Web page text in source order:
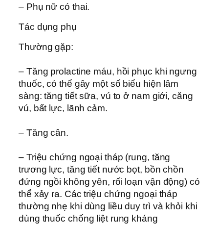
– Phụ nữ có thai.
Tác dụng phụ
Thường gặp:
– Tăng prolactine máu, hồi phục khi ngưng
thuốc, có thể gây một số biểu hiện lâm
sàng: tăng tiết sữa, vú to ở nam giới, căng
vú, bất lực, lãnh cảm.
– Tăng cân.
– Triệu chứng ngoại tháp (rung, tăng
trương lực, tăng tiết nước bọt, bồn chồn
đứng ngồi không yên, rối loạn vận động) có
thể xảy ra. Các triệu chứng ngoại tháp
thường nhẹ khi dùng liều duy trì và khỏi khi
dùng thuốc chống liệt rung kháng